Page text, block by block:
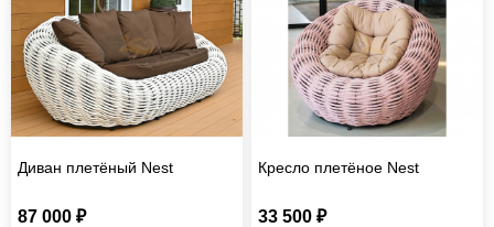
Диван плетёный Nest
87 000 ₽
Кресло плетёное Nest
33 500 ₽